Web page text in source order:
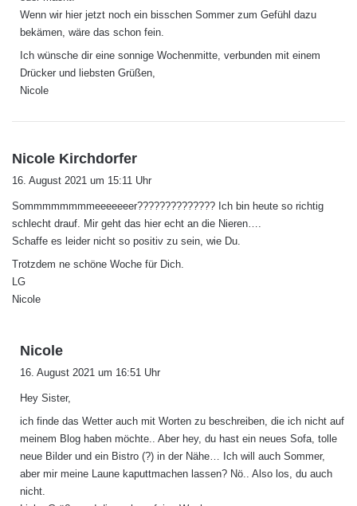
Wenn wir hier jetzt noch ein bisschen Sommer zum Gefühl dazu
bekämen, wäre das schon fein.
Ich wünsche dir eine sonnige Wochenmitte, verbunden mit einem
Drücker und liebsten Grüßen,
Nicole
Nicole Kirchdorfer
t
:
16. August 2021 um 15:11 Uhr
Sommmmmmmmeeeeeeer?????????????? Ich bin heute so richtig
schlecht drauf. Mir geht das hier echt an die Nieren….
Schaffe es leider nicht so positiv zu sein, wie Du.
Trotzdem ne schöne Woche für Dich.
LG
Nicole
Nicole
t
:
16. August 2021 um 16:51 Uhr
Hey Sister,
ich finde das Wetter auch mit Worten zu beschreiben, die ich nicht auf
meinem Blog haben möchte.. Aber hey, du hast ein neues Sofa, tolle
neue Bilder und ein Bistro (?) in der Nähe… Ich will auch Sommer,
aber mir meine Laune kaputtmachen lassen? Nö.. Also los, du auch
nicht.